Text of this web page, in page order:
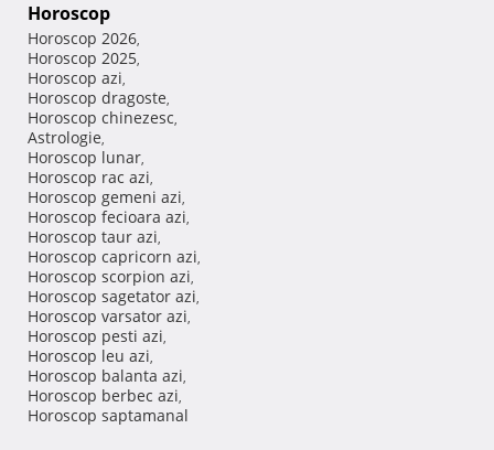
Horoscop
Horoscop 2026,
Horoscop 2025,
Horoscop azi,
Horoscop dragoste,
Horoscop chinezesc,
Astrologie,
Horoscop lunar,
Horoscop rac azi,
Horoscop gemeni azi,
Horoscop fecioara azi,
Horoscop taur azi,
Horoscop capricorn azi,
Horoscop scorpion azi,
Horoscop sagetator azi,
Horoscop varsator azi,
Horoscop pesti azi,
Horoscop leu azi,
Horoscop balanta azi,
Horoscop berbec azi,
Horoscop saptamanal